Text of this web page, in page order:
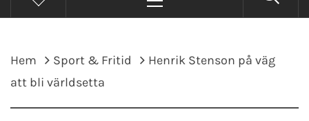
meny
Hem Sport & Fritid
Henrik Stenson på väg
att bli världsetta